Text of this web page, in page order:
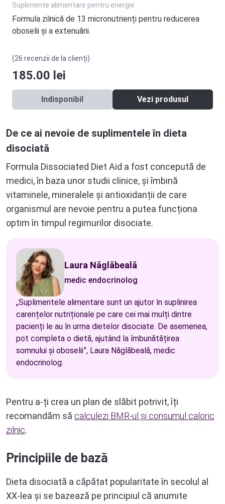
Suplimente alimentare pentru energie
Formula zilnică de 13 micronutrienți pentru reducerea
oboselii și a extenuării.
(26 recenzii de la clienți)
185.00 lei
Indisponibil Vezi produsul
De ce ai nevoie de suplimentele în dieta
disociată
Formula Dissociated Diet Aid a fost concepută de
medici, în baza unor studii clinice, și îmbină
vitaminele, mineralele și antioxidanții de care
organismul are nevoie pentru a putea funcționa
optim în timpul regimurilor disociate.
Laura Năglăbeală
medic endocrinolog
„Suplimentele alimentare sunt un ajutor în suplinirea
carențelor nutriționale pe care cei mai mulți dintre
pacienți le au în urma dietelor disociate. De asemenea,
pot completa o dietă, ajutând la îmbunătățirea
somnului și oboselii”, Laura Năglăbeală, medic
endocrinolog.
Pentru a-ți crea un plan de slăbit potrivit, îți
recomandăm să calculezi BMR-ul și consumul caloric
zilnic.
Principiile de bază
Dieta disociată a căpătat popularitate în secolul al
XX-lea și se bazează pe principiul că anumite